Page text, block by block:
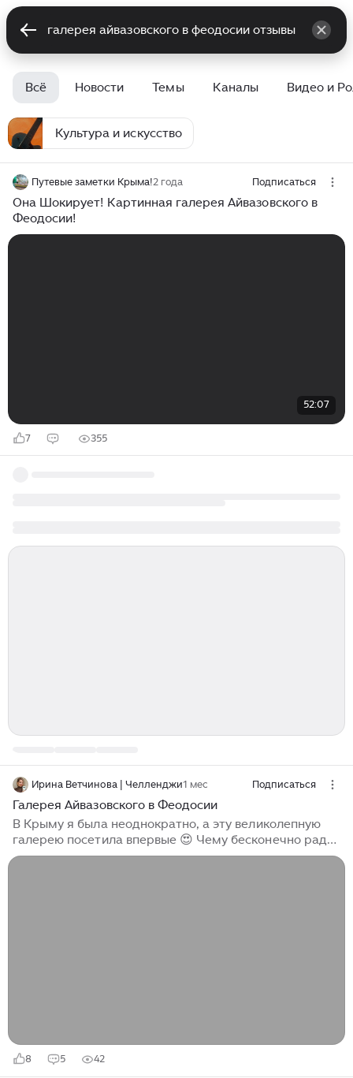
Всё Новости Темы Каналы Видео и
Культура и искусство
Путевые заметки Крыма!2 года Подписаться
Она Шокирует! Картинная галерея Айвазовского в
Феодосии!
52:07
7 355
Ирина Ветчинова | Челленджи1 мес Подписаться
Галерея Айвазовского в Феодосии
В Крыму я была неоднократно, а эту великолепную
галерею посетила впервые 😍 Чему бесконечно рада!
Причём её посещение изначально не было
8 5 42